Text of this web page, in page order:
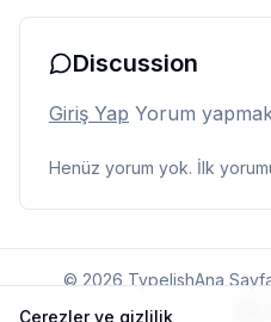
Discussion
Giriş Yap Yorum
Henüz yorum yok. İlk
© 2026 TypelishAna
Çerezler ve gizlilik